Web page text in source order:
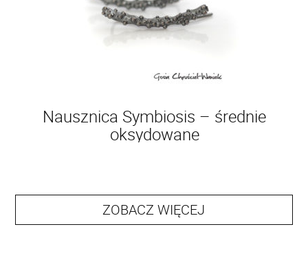
Nausznica Symbiosis – średnie
oksydowane
ZOBACZ WIĘCEJ